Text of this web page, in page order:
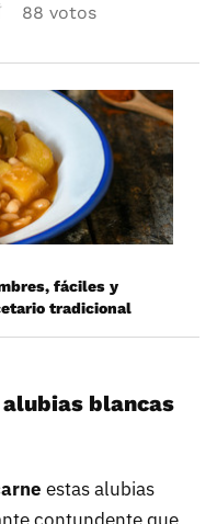
88 votos
fáciles y
tradicional
blancas
estas alubias